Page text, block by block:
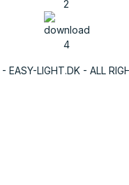
EASY-LIGHT.DK - ALL